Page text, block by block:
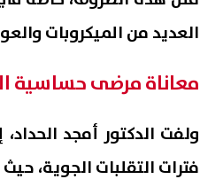
العديد من الميكروبات
معاناة مرضى حساسية
ولفت الدكتور أمجد
فترات التقلبات الجوية،